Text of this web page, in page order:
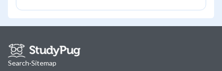
Search·Sitemap